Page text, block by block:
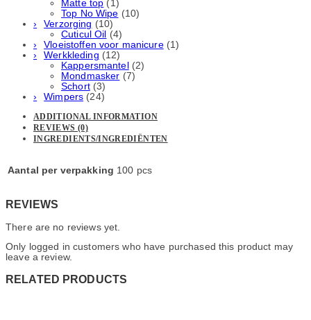
Matte top (1)
Top No Wipe (10)
Verzorging (10)
Cuticul Oil (4)
Vloeistoffen voor manicure (1)
Werkkleding (12)
Kappersmantel (2)
Mondmasker (7)
Schort (3)
Wimpers (24)
ADDITIONAL INFORMATION
REVIEWS (0)
INGREDIENTS/INGREDIËNTEN
Aantal per verpakking 100 pcs
REVIEWS
There are no reviews yet.
Only logged in customers who have purchased this product may
leave a review.
RELATED PRODUCTS